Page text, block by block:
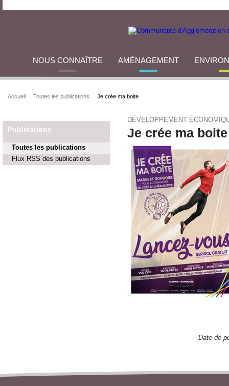
NOUS CONNAÎTRE AMÉNAGEMENT
Accueil Toutes les publications Je crée ma boite
Publications
Toutes les publications
Flux RSS des publications
DÉVELOPPEMENT
Je crée ma boite
Date de